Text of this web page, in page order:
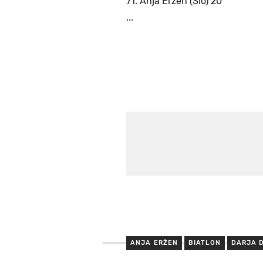
...
ANJA ERŽEN BIATLON DARJA